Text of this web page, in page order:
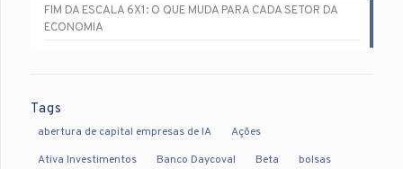
FIM DA ESCALA 6X1: O QUE MUDA PARA CADA SETOR DA
ECONOMIA
Tags
abertura de capital empresas de IA
Ações
Ativa Investimentos
Banco Daycoval Beta
bolsas